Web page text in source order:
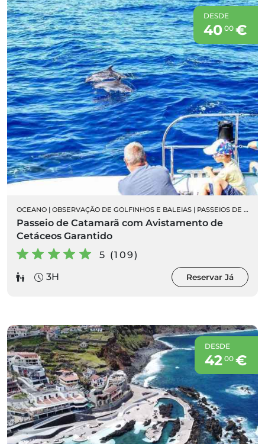
DESDE
40 00€
OCEANO | OBSERVAÇÃO DE GOLFINHOS E BALEIAS | PASSEIOS DE BARCO
Passeio de Catamarã com Avistamento de
Cetáceos Garantido
5 (109)
3H
Reservar Já
DESDE
42 00€